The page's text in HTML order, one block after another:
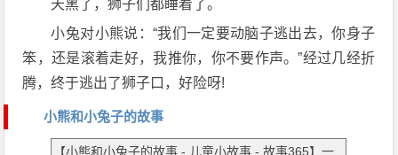
天黑了，狮子们都睡着了。
小兔对小熊说：“我们一定要动脑子逃出去，你身子
笨，还是滚着走好，我推你，你不要作声。”经过几经折
腾，终于逃出了狮子口，好险呀!
小熊和小兔子的故事